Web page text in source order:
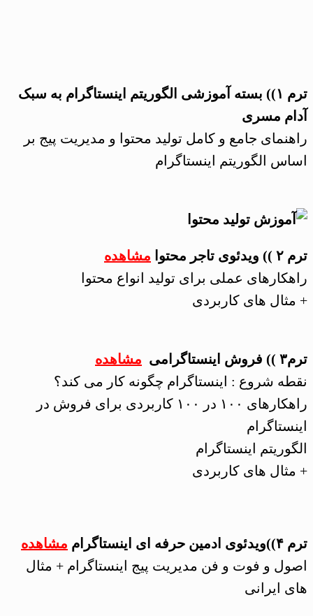
ترم ۱)) بسته آموزشی الگوریتم اینستاگرام به سبک
آدام مسری
راهنمای جامع و کامل تولید محتوا و مدیریت پیج بر
اساس الگوریتم اینستاگرام
ترم ۲ )) ویدئوی تاجر محتوا
مشاهده
راهکارهای عملی برای تولید انواع محتوا
+ مثال های کاربردی
ترم۳ )) فروش اینستاگرامی
مشاهده
نقطه شروع : اینستاگرام چگونه کار می کند؟
راهکارهای ۱۰۰ در ۱۰۰ کاربردی برای فروش در
اینستاگرام
الگوریتم اینستاگرام
+ مثال های کاربردی
ترم ۴)) ویدئوی ادمین حرفه ای اینستاگرام مشاهده
اصول و فوت و فن مدیریت پیج اینستاگرام + مثال
های ایرانی